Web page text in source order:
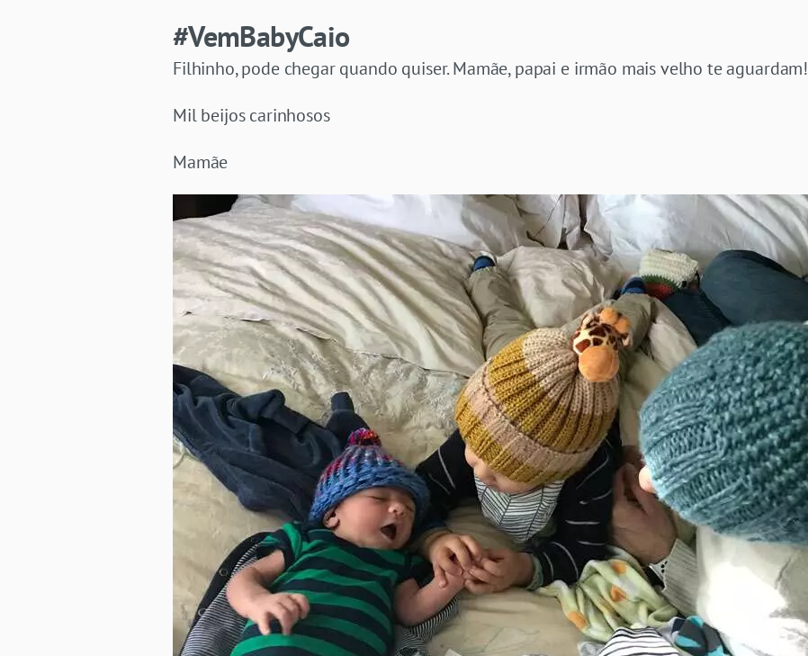
#VemBabyCaio
Filhinho, pode chegar quando quiser. Mamãe, papai e irmão mais velho te aguardam!
Mil beijos carinhosos
Mamãe